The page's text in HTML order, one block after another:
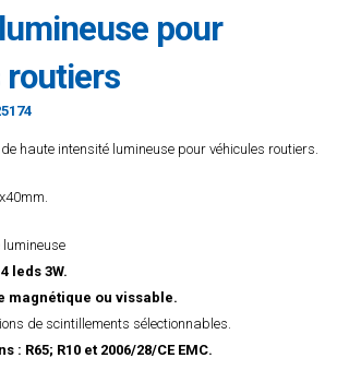
pour
routiers
haute intensité lumineuse pour véhicules routiers.
4 leds 3W.
magnétique ou vissable.
de scintillements sélectionnables.
: R65; R10 et 2006/28/CE EMC.